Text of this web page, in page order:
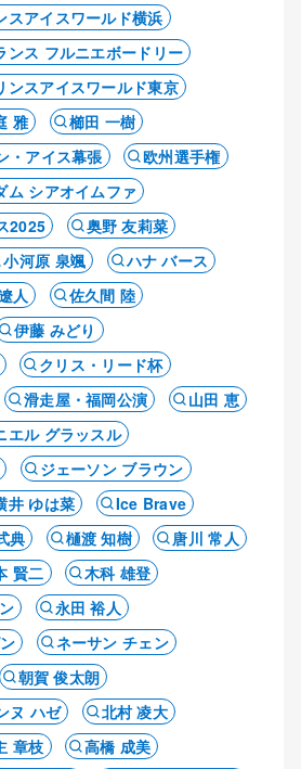
スアイスワールド横浜
ンス フルニエボードリー
ンスアイスワールド東京
雅
櫛田 一樹
・アイス幕張
欧州選手権
ム シアオイムファ
2025
奥野 友莉菜
小河原 泉颯
ハナ バース
人
佐久間 陸
伊藤 みどり
クリス・リード杯
滑走屋・福岡公演
山田 恵
エル グラッスル
ジェーソン ブラウン
井 ゆは菜
Ice Brave
典
樋渡 知樹
唐川 常人
賢二
木科 雄登
永田 裕人
ネーサン チェン
朝賀 俊太朗
ヌ ハゼ
北村 凌大
章枝
高橋 成美